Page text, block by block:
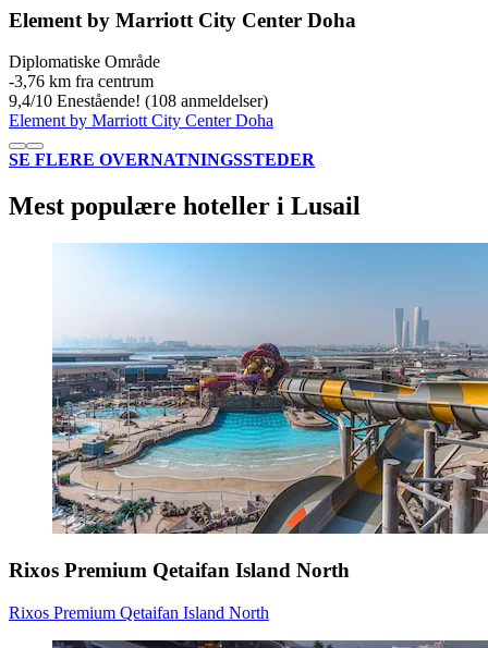
Element by Marriott City Center Doha
Diplomatiske Område
‐3,76 km fra centrum
9,4/10 Enestående! (108 anmeldelser)
Element by Marriott City Center Doha
SE FLERE OVERNATNINGSSTEDER
Mest populære hoteller i Lusail
Rixos Premium Qetaifan Island North
Rixos Premium Qetaifan Island North